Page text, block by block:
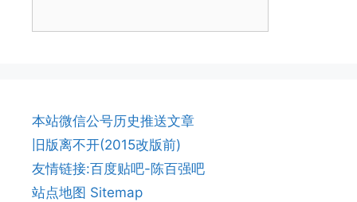
本站微信公号历史推送文章
旧版离不开(2015改版前)
友情链接:百度贴吧-陈百强吧
站点地图 Sitemap